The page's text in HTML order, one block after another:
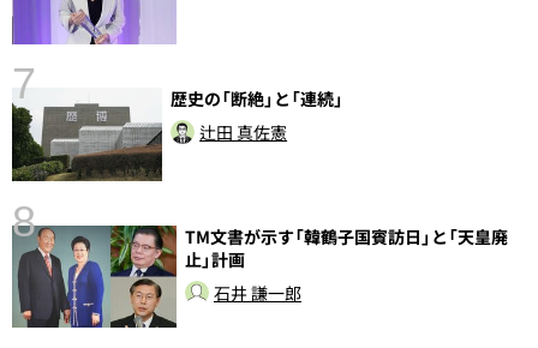
7
歴史の「断絶」と「連続」
辻田 真佐憲
8
TM文書が示す「韓鶴子国賓訪日」と「天皇廃
止」計画
石井 謙一郎